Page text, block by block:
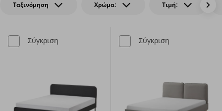
Ταξινόμηση Χρώμα: Τιμή:
Σύγκριση Σύγκριση